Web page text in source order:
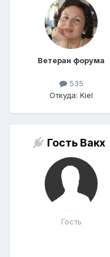
Ветеран форума
535
Откуда: Kiel
Гость Вакх
Гость